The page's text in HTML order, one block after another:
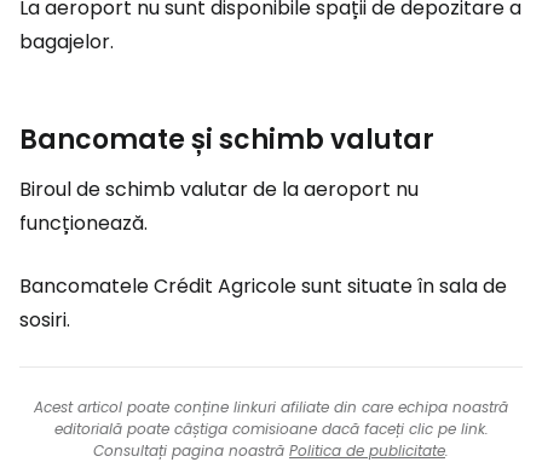
La aeroport nu sunt disponibile spații de depozitare a
bagajelor.
Bancomate și schimb valutar
Biroul de schimb valutar de la aeroport nu
funcționează.
Bancomatele Crédit Agricole sunt situate în sala de
sosiri.
Acest articol poate conține linkuri afiliate din care echipa noastră
editorială poate câștiga comisioane dacă faceți clic pe link.
Consultați pagina noastră Politica de publicitate.